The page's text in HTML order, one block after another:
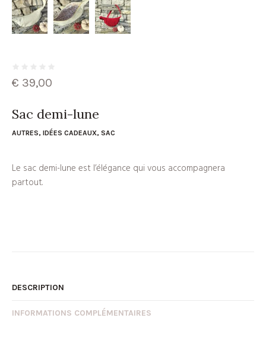
€ 39,00
Sac demi-lune
AUTRES, IDÉES CADEAUX, SAC
Le sac demi-lune est l’élégance qui vous accompagnera
partout.
DESCRIPTION
INFORMATIONS COMPLÉMENTAIRES